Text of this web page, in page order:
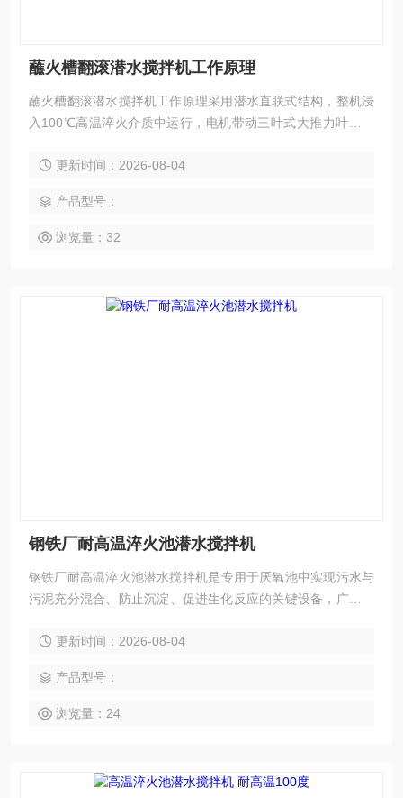
蘸火槽翻滚潜水搅拌机工作原理
蘸火槽翻滚潜水搅拌机工作原理采用‌潜水直联式结构‌，整机浸
入100℃高温淬火介质中运行，电机带动三叶式大推力叶轮旋
更新时间：2026-08-04
产品型号：
浏览量：32
钢铁厂耐高温淬火池潜水搅拌机
钢铁厂耐高温淬火池潜水搅拌机‌是专用于厌氧池中实现污水与
污泥充分混合、防止沉淀、促进生化反应的关键设备，广泛应
更新时间：2026-08-04
产品型号：
浏览量：24